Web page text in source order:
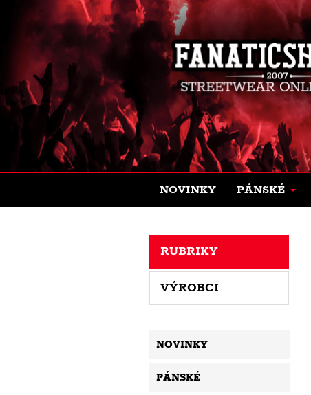
NOVINKY PÁNSKÉ
RUBRIKY
VÝROBCI
NOVINKY
PÁNSKÉ